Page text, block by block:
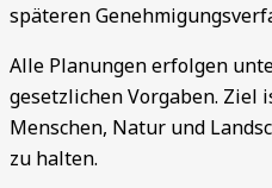
späteren
Alle Planungen erfolgen
gesetzlichen Vorgaben. Ziel
Menschen, Natur und
zu halten.